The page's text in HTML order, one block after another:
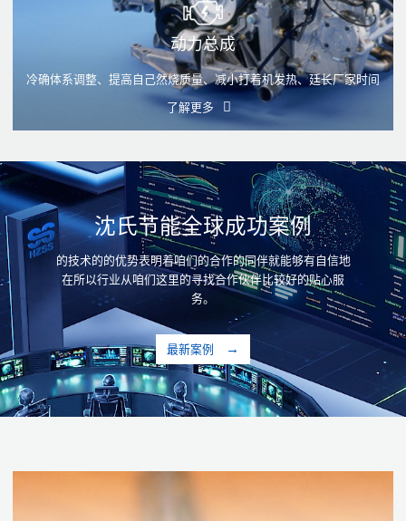
动力总成
冷确体系调整、提高自己然烧质量、减小打着机发热、廷长厂家时间
了解更多
沈氏节能全球成功案例
的技术的的优势表明着咱们的合作的同伴就能够有自信地
在所以行业从咱们这里的寻找合作伙伴比较好的贴心服
务。
最新案例